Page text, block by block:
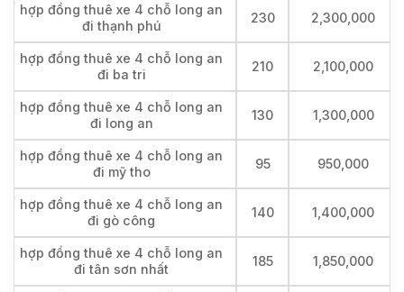
hợp đồng thuê xe 4 chỗ long an
đi thạnh phú
230 2,300,000
hợp đồng thuê xe 4 chỗ long an
đi ba tri
210 2,100,000
hợp đồng thuê xe 4 chỗ long an
đi long an
130 1,300,000
hợp đồng thuê xe 4 chỗ long an
đi mỹ tho
95 950,000
hợp đồng thuê xe 4 chỗ long an
đi gò công
140 1,400,000
hợp đồng thuê xe 4 chỗ long an
đi tân sơn nhất
185 1,850,000